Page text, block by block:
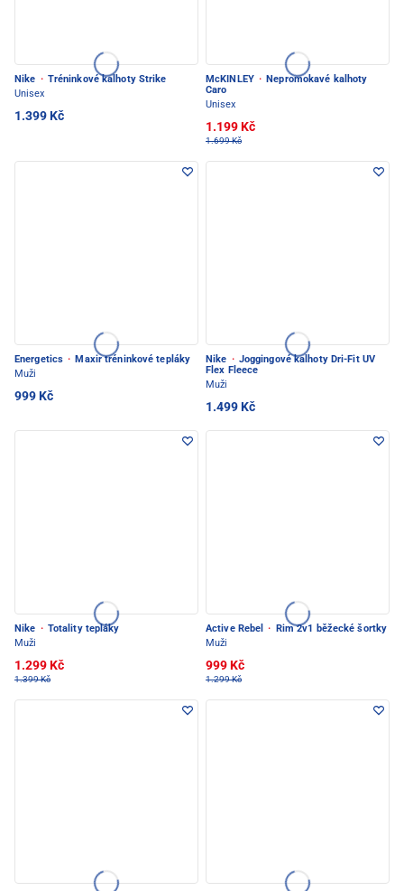
Nike · Tréninkové kalhoty Strike
Unisex
1.399 Kč
McKINLEY · Nepromokavé kalhoty
Caro
Unisex
1.199 Kč
1.699 Kč
Energetics · Maxir tréninkové tepláky
Muži
999 Kč
Nike · Joggingové kalhoty Dri-Fit UV
Flex Fleece
Muži
1.499 Kč
Nike · Totality tepláky
Muži
1.299 Kč
1.399 Kč
Active Rebel ·
Rim 2v1 běžecké šortky
Muži
999 Kč
1.299 Kč